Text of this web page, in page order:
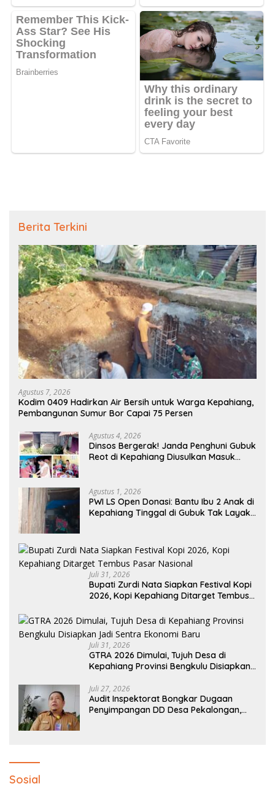
Berita Terkini
Agustus 7, 2026
Kodim 0409 Hadirkan Air Bersih untuk Warga Kepahiang,
Pembangunan Sumur Bor Capai 75 Persen
Agustus 4, 2026
Dinsos Bergerak! Janda Penghuni Gubuk
Reot di Kepahiang Diusulkan Masuk
Agustus 1, 2026
PWI LS Open Donasi: Bantu Ibu 2 Anak di
Kepahiang Tinggal di Gubuk Tak Layak
Juli 31, 2026
Bupati Zurdi Nata Siapkan Festival Kopi
2026, Kopi Kepahiang Ditarget Tembus
Juli 31, 2026
GTRA 2026 Dimulai, Tujuh Desa di
Kepahiang Provinsi Bengkulu Disiapkan
Juli 27, 2026
Audit Inspektorat Bongkar Dugaan
Penyimpangan DD Desa Pekalongan,
Sosial